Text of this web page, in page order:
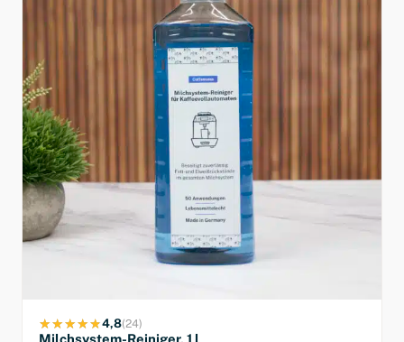
4,8(24)
Milchsystem-Reiniger, 1 l